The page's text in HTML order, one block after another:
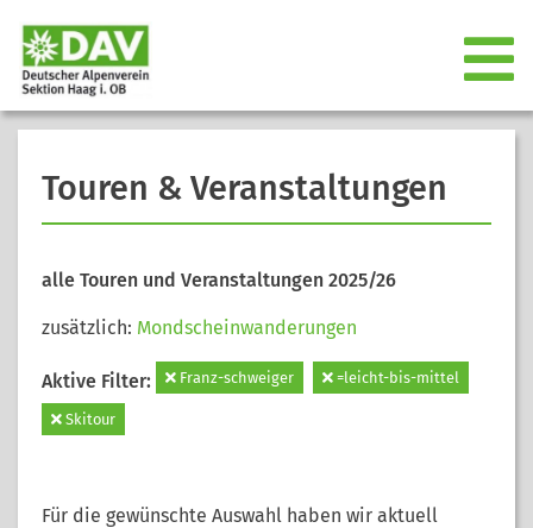
Touren & Veranstaltungen
alle Touren und Veranstaltungen 2025/26
zusätzlich: Mondscheinwanderungen
Aktive Filter: Franz-schweiger =leicht-bis-mittel
Skitour
Für die gewünschte Auswahl haben wir aktuell